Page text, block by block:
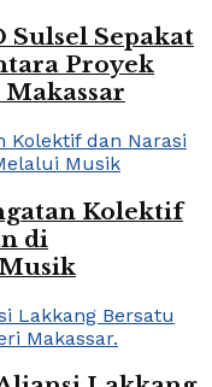
Sulsel Sepakat
Proyek
Kolektif
di